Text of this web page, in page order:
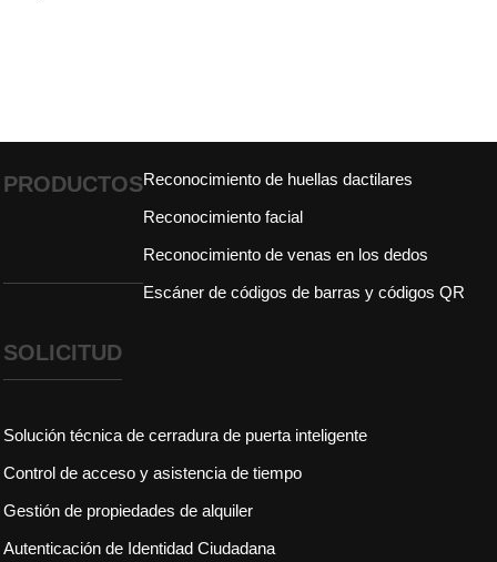
PRODUCTOSReconocimiento de huellas dactilares
Reconocimiento facial
Reconocimiento de venas en los dedos
Escáner de códigos de barras y códigos QR
SOLICITUD
Solución técnica de cerradura de puerta inteligente
Control de acceso y asistencia de tiempo
Gestión de propiedades de alquiler
Autenticación de Identidad Ciudadana